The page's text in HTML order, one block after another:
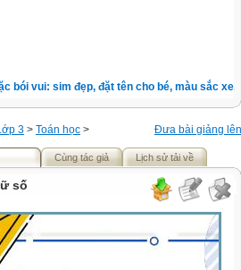
vui: sim đẹp, đặt tên cho bé, màu sắc xe,
Đưa bài giảng lên
3 > Toán học >
Cùng tác giả Lịch sử tải về
số